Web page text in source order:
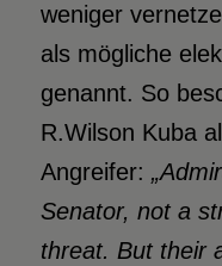
weniger
als mögliche
genannt. So
R.Wilson Kuba
Angreifer:
Senator, not a
threat. But their